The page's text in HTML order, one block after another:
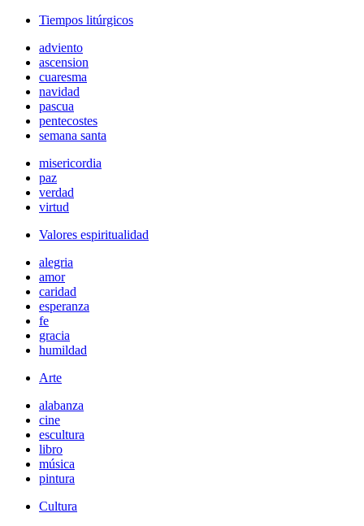
Tiempos litúrgicos
adviento
ascension
cuaresma
navidad
pascua
pentecostes
semana santa
misericordia
paz
verdad
virtud
Valores espiritualidad
alegria
amor
caridad
esperanza
fe
gracia
humildad
Arte
alabanza
cine
escultura
libro
música
pintura
Cultura